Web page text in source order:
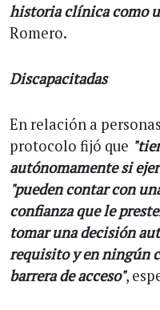
historia clínica como
Romero.
Discapacitadas
En relación a
protocolo fijó que
autónomamente si
"pueden contar con
confianza que le
tomar una decisión
requisito y en ningún
barrera de acceso",